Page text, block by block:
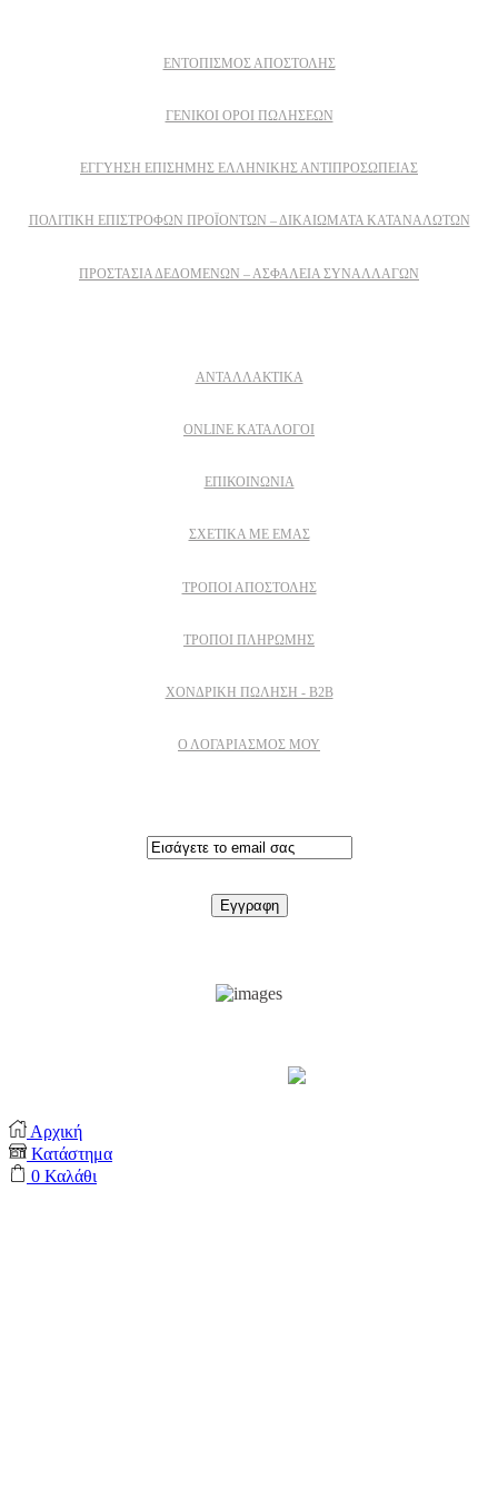
ΕΝΤΟΠΙΣΜΟΣ ΑΠΟΣΤΟΛΗΣ
ΓΕΝΙΚΟΙ ΟΡΟΙ ΠΩΛΗΣΕΩΝ
ΕΓΓΎΗΣΗ ΕΠΊΣΗΜΗΣ ΕΛΛΗΝΙΚΉΣ ΑΝΤΙΠΡΟΣΩΠΕΊΑΣ
ΠΟΛΙΤΙΚΉ ΕΠΙΣΤΡΟΦΏΝ ΠΡΟΪΌΝΤΩΝ – ΔΙΚΑΙΏΜΑΤΑ ΚΑΤΑΝΑΛΩΤΏΝ
ΠΡΟΣΤΑΣΊΑ ΔΕΔΟΜΈΝΩΝ – ΑΣΦΆΛΕΙΑ ΣΥΝΑΛΛΑΓΏΝ
ΑΝΤΑΛΛΑΚΤΙΚΑ
ONLINE ΚΑΤΑΛΟΓΟΙ
ΕΠΙΚΟΙΝΩΝΙΑ
ΣΧΕΤΙΚΆ ΜΕ ΕΜΆΣ
ΤΡΌΠΟΙ ΑΠΟΣΤΟΛΉΣ
ΤΡΌΠΟΙ ΠΛΗΡΩΜΉΣ
ΧΟΝΔΡΙΚΉ ΠΏΛΗΣΗ - B2B
Ο ΛΟΓΑΡΙΑΣΜΟΣ ΜΟΥ
Αρχική
Κατάστημα
0 Καλάθι